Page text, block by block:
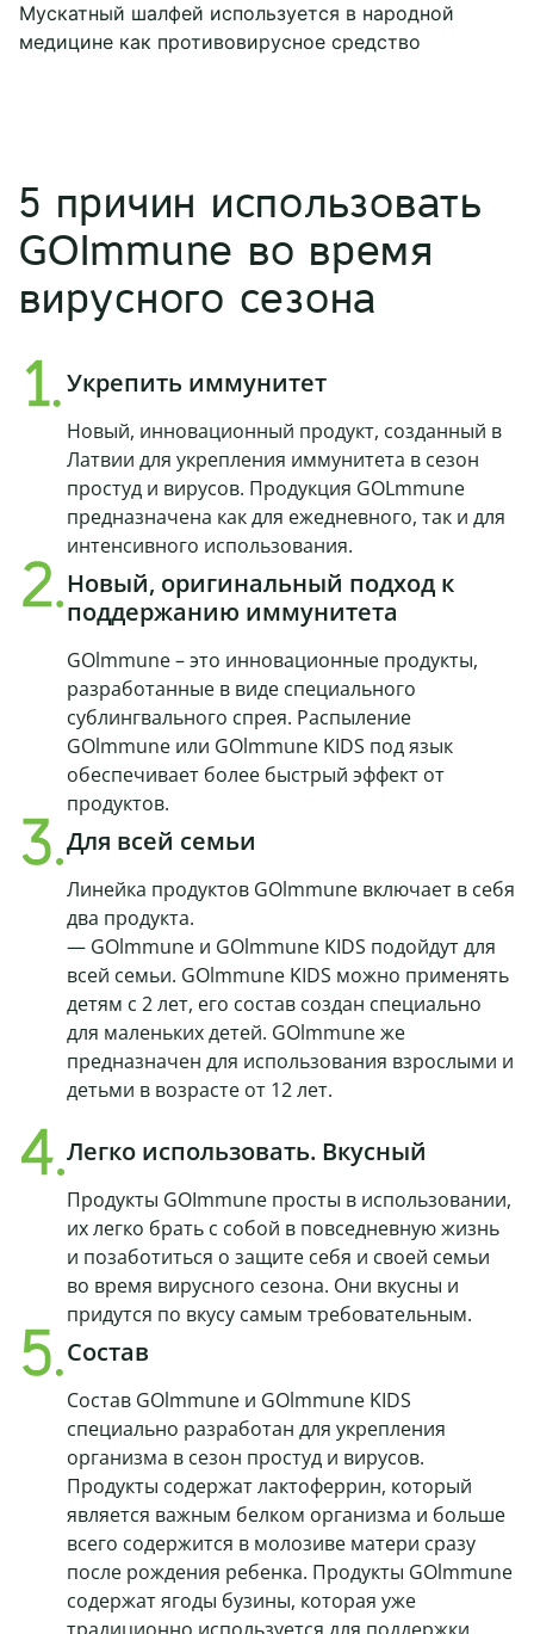
Мускатный шалфей используется в народной
медицине как противовирусное средство
5 причин использовать
GOImmune во время
вирусного сезона
Укрепить иммунитет
Новый, инновационный продукт, созданный в
Латвии для укрепления иммунитета в сезон
простуд и вирусов. Продукция GOLmmune
предназначена как для ежедневного, так и для
интенсивного использования.
Новый, оригинальный подход к
поддержанию иммунитета
GOlmmune – это инновационные продукты,
разработанные в виде специального
сублингвального спрея. Распыление
GOlmmune или GOlmmune KIDS под язык
обеспечивает более быстрый эффект от
продуктов.
Для всей семьи
Линейка продуктов GOlmmune включает в себя
два продукта.
— GOlmmune и GOlmmune KIDS подойдут для
всей семьи. GOlmmune KIDS можно применять
детям с 2 лет, его состав создан специально
для маленьких детей. GOlmmune же
предназначен для использования взрослыми и
детьми в возрасте от 12 лет.
Легко использовать. Вкусный
Продукты GOImmune просты в использовании,
их легко брать с собой в повседневную жизнь
и позаботиться о защите себя и своей семьи
во время вирусного сезона. Они вкусны и
придутся по вкусу самым требовательным.
Состав
Состав GOlmmune и GOlmmune KIDS
специально разработан для укрепления
организма в сезон простуд и вирусов.
Продукты содержат лактоферрин, который
является важным белком организма и больше
всего содержится в молозиве матери сразу
после рождения ребенка. Продукты GOlmmune
содержат ягоды бузины, которая уже